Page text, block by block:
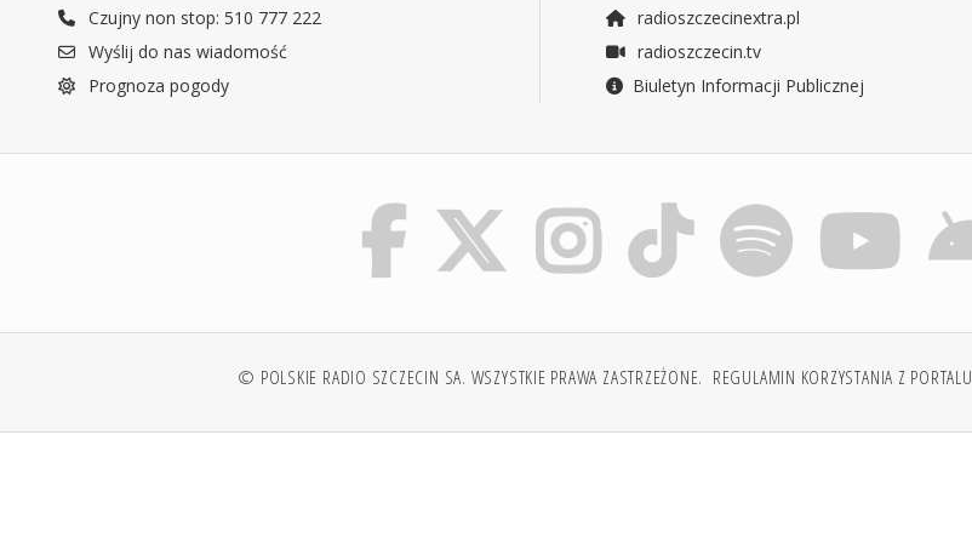
Czujny non stop: 510 777 222
Wyślij do nas wiadomość
Prognoza pogody
radioszczecinextra.pl
radioszczecin.tv
Biuletyn Informacji Publicznej
© POLSKIE RADIO SZCZECIN SA. WSZYSTKIE PRAWA ZASTRZEŻONE. REGULAMIN KORZYSTANIA Z PORTALU